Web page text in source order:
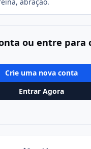
ou entre para
Crie uma nova conta
Entrar Agora